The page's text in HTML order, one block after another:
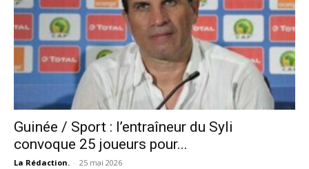
Guinée / Sport : l’entraîneur du Syli
convoque 25 joueurs pour...
La Rédaction. - 25 mai 2026